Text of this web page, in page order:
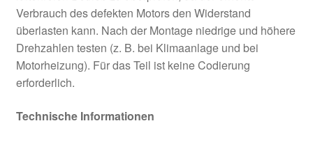
Verbrauch des defekten Motors den Widerstand
überlasten kann. Nach der Montage niedrige und höhere
Drehzahlen testen (z. B. bei Klimaanlage und bei
Motorheizung). Für das Teil ist keine Codierung
erforderlich.
Technische Informationen